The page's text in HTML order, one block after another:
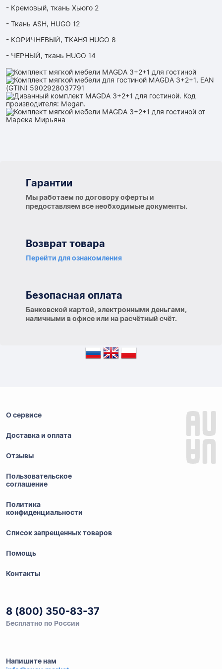
- Кремовый, ткань Хьюго 2
- Ткань ASH, HUGO 12
- КОРИЧНЕВЫЙ, ТКАНЯ HUGO 8
- ЧЕРНЫЙ, ткань HUGO 14
Гарантии
Мы работаем по договору оферты и
предоставляем все необходимые документы.
Возврат товара
Перейти для ознакомления
Безопасная оплата
Банковской картой, электронными деньгами,
наличными в офисе или на расчётный счёт.
О сервисе
Доставка и оплата
Отзывы
Пользовательское
соглашение
Политика
конфиденциальности
Список запрещенных товаров
Помощь
Контакты
8 (800) 350-83-37
Бесплатно по России
Напишите нам